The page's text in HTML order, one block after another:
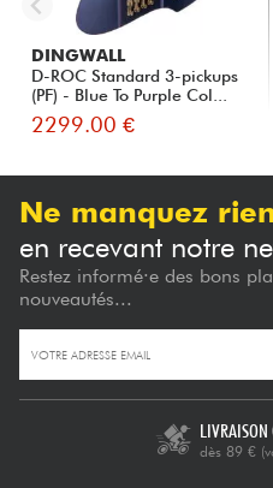
DINGWALL
D-ROC Standard 3-pickups
(PF) - Blue To Purple Col...
2299.00 €
Ne manquez
en recevant notre
Restez informé·e des bons
nouveautés...
LIVRAISON
dès 89 €